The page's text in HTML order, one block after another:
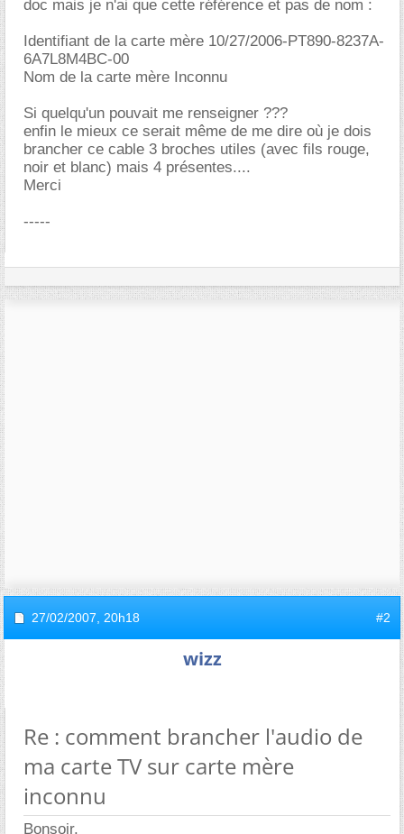
doc mais je n'ai que cette référence et pas de nom :
Identifiant de la carte mère 10/27/2006-PT890-8237A-
6A7L8M4BC-00
Nom de la carte mère Inconnu
Si quelqu'un pouvait me renseigner ???
enfin le mieux ce serait même de me dire où je dois
brancher ce cable 3 broches utiles (avec fils rouge,
noir et blanc) mais 4 présentes....
Merci
-----
27/02/2007, 20h18 #2
wizz
Re : comment brancher l'audio de
ma carte TV sur carte mère
inconnu
Bonsoir.